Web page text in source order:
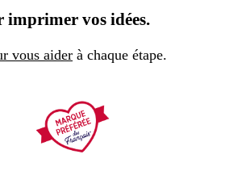
lalala
imprimer vos idées.
vous aider à chaque étape.